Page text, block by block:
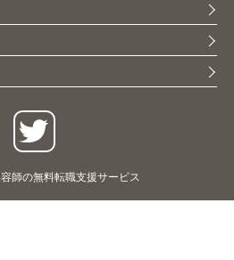
師の無料転職支援サービス